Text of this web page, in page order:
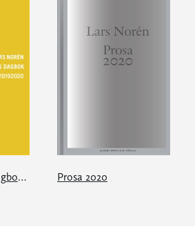
En dramatikers dagbok 20192020 Prosa 2020